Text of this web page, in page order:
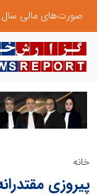
خانه
پیروزی